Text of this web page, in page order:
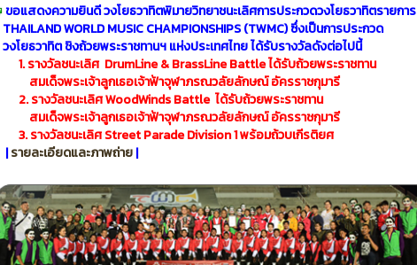
ขอแสดงความยินดี วงโยธวาทิตพิมายวิทยาชนะเลิศการประกวดวงโยธวาทิตรายการ
THAILAND WORLD MUSIC CHAMPIONSHIPS (TWMC) ซึ่งเป็นการประกวด
วงโยธวาทิต ชิงถ้วยพระราชทานฯ แห่งประเทศไทย ได้รับรางวัลดังต่อไปนี้
1. รางวัลชนะเลิศ DrumLine & BrassLine Battle ได้รับถ้วยพระราชทาน
สมเด็จพระเจ้าลูกเธอเจ้าฟ้าจุฬาภรณวลัยลักษณ์ อัครราชกุมารี
2. รางวัลชนะเลิศ WoodWinds Battle ได้รับถ้วยพระราชทาน
สมเด็จพระเจ้าลูกเธอเจ้าฟ้าจุฬาภรณวลัยลักษณ์ อัครราชกุมารี
3. รางวัลชนะเลิศ Street Parade Division 1 พร้อมถ้วบเกีรติยศ
|รายละเอียดและภาพถ่าย|